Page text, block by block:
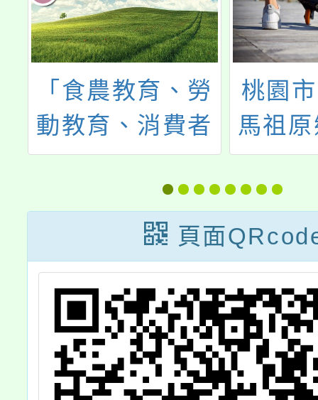
「食農教育、勞
動教育、消費者
保護教育、生命
教育」議題融入
領域教材教法設
計徵選
桃園
馬祖
言及
生體
頁面